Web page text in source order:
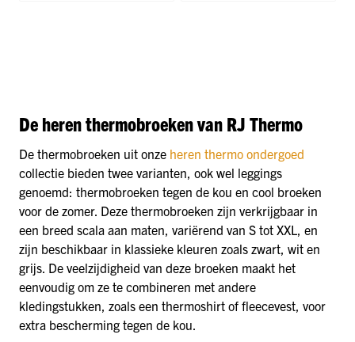
De heren thermobroeken van RJ Thermo
De thermobroeken uit onze heren thermo ondergoed
collectie bieden twee varianten, ook wel leggings
genoemd: thermobroeken tegen de kou en cool broeken
voor de zomer. Deze thermobroeken zijn verkrijgbaar in
een breed scala aan maten, variërend van S tot XXL, en
zijn beschikbaar in klassieke kleuren zoals zwart, wit en
grijs. De veelzijdigheid van deze broeken maakt het
eenvoudig om ze te combineren met andere
kledingstukken, zoals een thermoshirt of fleecevest, voor
extra bescherming tegen de kou.